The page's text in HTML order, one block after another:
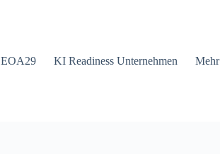
EOA29 KI Readiness Unternehmen Mehr